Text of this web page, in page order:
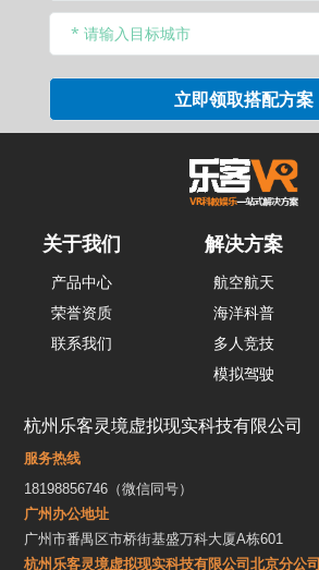
关于我们
产品中心
荣誉资质
联系我们
解决方案
航空航天
海洋科普
多人竞技
模拟驾驶
杭州乐客灵境虚拟现实科技有限公司
服务热线
18198856746（微信同号）
广州办公地址
广州市番禺区市桥街基盛万科大厦A栋601
杭州乐客灵境虚拟现实科技有限公司北京分公司